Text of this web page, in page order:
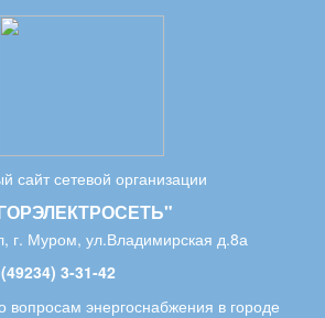
сайт сетевой организации
г. Муром, ул.Владимирская д.8а
(49234) 3-31-42
вопросам энергоснабжения в городе